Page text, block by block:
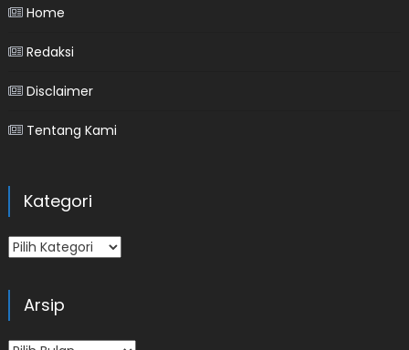
Home
Redaksi
Disclaimer
Tentang Kami
Kategori
Kategori
Arsip